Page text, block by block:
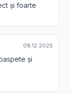
și foarte
08.12.2025
și